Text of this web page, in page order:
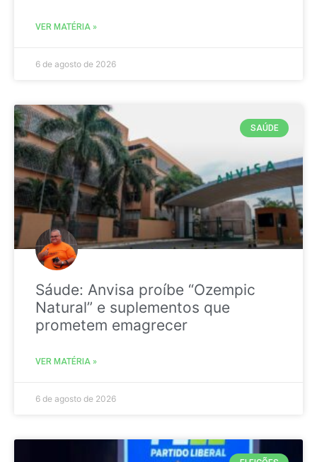
VER MATÉRIA »
6 de agosto de 2026
SAÚDE
Sáude: Anvisa proíbe “Ozempic
Natural” e suplementos que
prometem emagrecer
VER MATÉRIA »
6 de agosto de 2026